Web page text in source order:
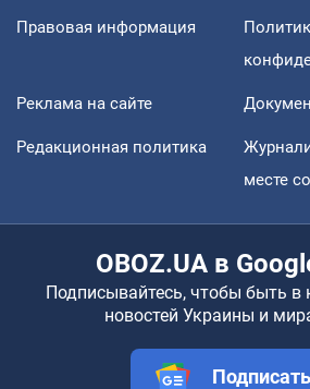
Правовая информация
Реклама на сайте
Редакционная политика
месте
OBOZ.UA в
Подписывайтесь, чтобы быть в
новостей Украины и